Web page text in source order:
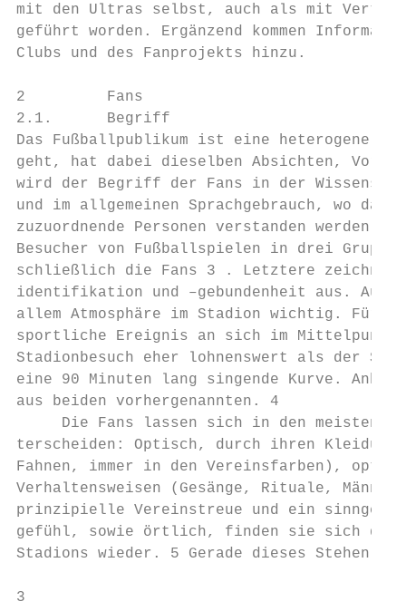
mit den Ultras selbst, auch als mit
geführt worden. Ergänzend kommen
Clubs und des Fanprojekts hinzu.
2         Fans
2.1.      Begriff
Das Fußballpublikum ist eine heterogene
geht, hat dabei dieselben Absichten,
wird der Begriff der Fans in der
und im allgemeinen Sprachgebrauch, wo
zuzuordnende Personen verstanden
Besucher von Fußballspielen in drei
schließlich die Fans 3 . Letztere zeichnen
identifikation und –gebundenheit aus.
allem Atmosphäre im Stadion wichtig. Für
sportliche Ereignis an sich im
Stadionbesuch eher lohnenswert als der
eine 90 Minuten lang singende Kurve.
aus beiden vorhergenannten. 4
Die Fans lassen sich in den meisten
terscheiden: Optisch, durch ihren
Fahnen, immer in den Vereinsfarben),
Verhaltensweisen (Gesänge, Rituale,
prinzipielle Vereinstreue und ein
gefühl, sowie örtlich, finden sie sich doch
Stadions wieder. 5 Gerade dieses Stehen
3